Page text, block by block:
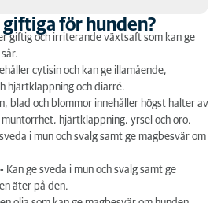
för hunden?
inte äta.....
för hunden?
giftig och irriterande växtsaft som kan ge
cytisin och kan ge illamående,
hjärtklappning och diarré.
blad och blommor innehåller högst halter av
hjärtklappning, yrsel och oro.
sveda i mun och svalg samt ge magbesvär om
Kan ge sveda i mun och svalg samt ge
äter på den.